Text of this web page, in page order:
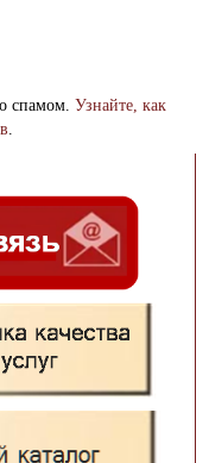
спамом. Узнайте, как
.